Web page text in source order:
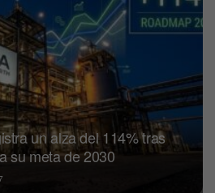
un alza del 114% tras
su meta de 2030